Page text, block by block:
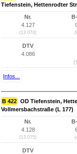
Tiefenstein, Hettenrodter
Nr.
4.127
(13.074)
DTV
4.086
Infos...
B 422 OD Tiefenstein,
Vollmersbachstraße (L 177)
Nr.
4.128
(13.075)
DTV